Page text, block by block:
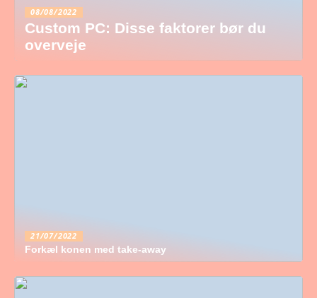
08/08/2022
Custom PC: Disse faktorer bør du
overveje
21/07/2022
Forkæl konen med take-away